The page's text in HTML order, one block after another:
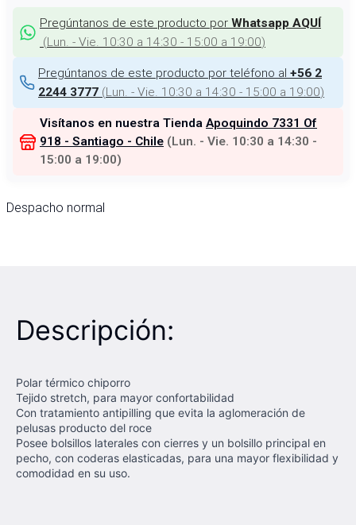
Pregúntanos de este producto por Whatsapp AQUÍ
(Lun. - Vie. 10:30 a 14:30 - 15:00 a 19:00)
Pregúntanos de este producto por teléfono al +56 2
2244 3777 (Lun. - Vie. 10:30 a 14:30 - 15:00 a 19:00)
Visítanos en nuestra Tienda Apoquindo 7331 Of
918 - Santiago - Chile (Lun. - Vie. 10:30 a 14:30 -
15:00 a 19:00)
Despacho normal
Descripción:
Polar térmico chiporro
Tejido stretch, para mayor confortabilidad
Con tratamiento antipilling que evita la aglomeración de
pelusas producto del roce
Posee bolsillos laterales con cierres y un bolsillo principal en
pecho, con coderas elasticadas, para una mayor flexibilidad y
comodidad en su uso.